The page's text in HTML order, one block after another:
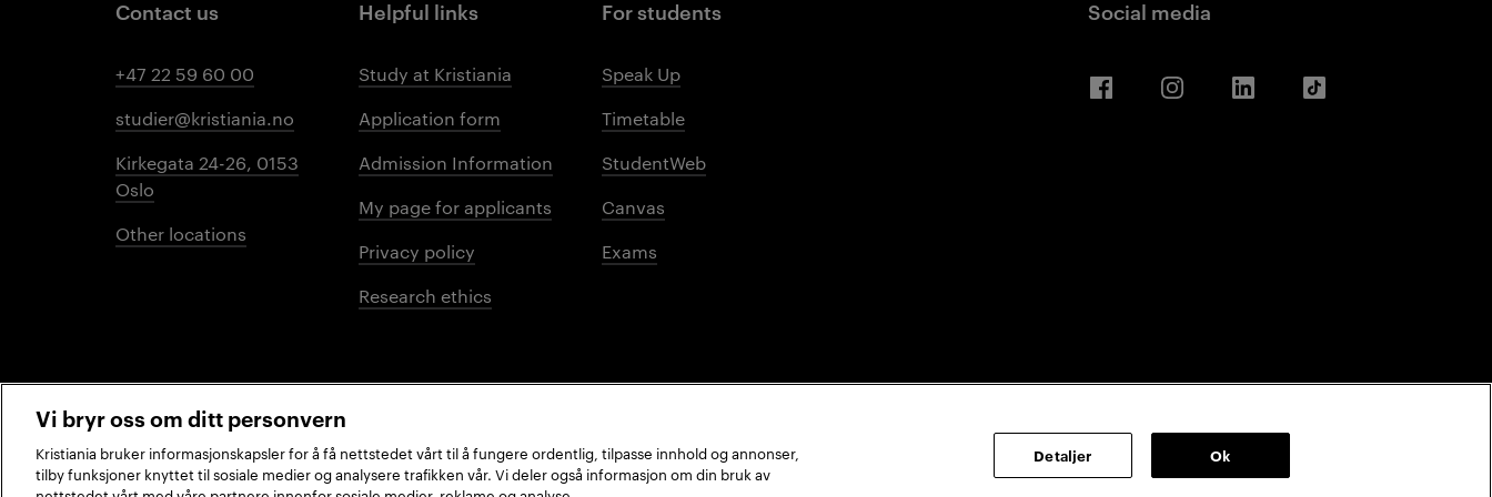
Contact us
+47 22 59 60 00
studier@kristiania.no
Kirkegata 24-26, 0153
Oslo
Other locations
Helpful links
Study at Kristiania
Application form
Admission Information
My page for applicants
Privacy policy
Research ethics
For students
Speak Up
Timetable
StudentWeb
Canvas
Exams
Social media
2026 © Kristiania University of Applied Sciences
Vi bryr oss om ditt personvern
Kristiania bruker informasjonskapsler for å få nettstedet vårt til å fungere ordentlig, tilpasse innhold og annonser,
tilby funksjoner knyttet til sosiale medier og analysere trafikken vår. Vi deler også informasjon om din bruk av
Detaljer Ok